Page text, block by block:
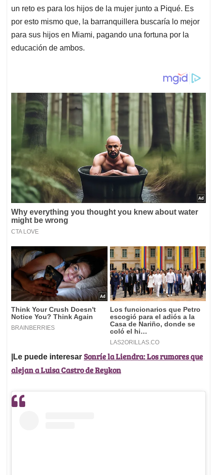
un reto es para los hijos de la mujer junto a Piqué. Es
por esto mismo que, la barranquillera buscaría lo mejor
para sus hijos en Miami, pagando una fortuna por la
educación de ambos.
|Le puede interesar Sonríe la Liendra: Los rumores que
alejan a Luisa Castro de Reykon